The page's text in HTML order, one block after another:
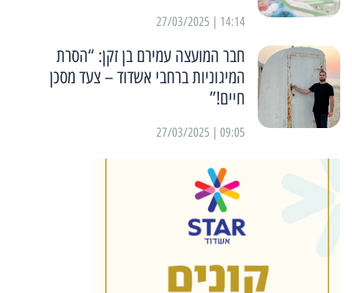
14:14 | 27/03/2025
חבר המועצה עמירם בן זקן: “הסרת
המיגוניות ברחבי אשדוד – צעד מסכן
חיים!”
09:05 | 27/03/2025